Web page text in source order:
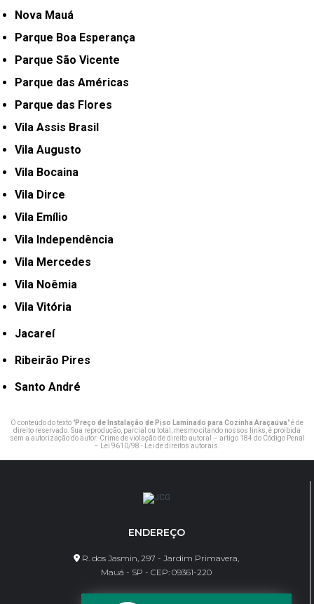
Nova Mauá
Parque Boa Esperança
Parque São Vicente
Parque das Américas
Parque das Flores
Vila Assis Brasil
Vila Augusto
Vila Bocaina
Vila Dirce
Vila Emílio
Vila Independência
Vila Mercedes
Vila Noêmia
Vila Vitória
Jacareí
Ribeirão Pires
Santo André
O conteúdo do texto "Preço de Instalação de Piso Laminado para Cozinha Araçaúva" é de
direito reservado. Sua reprodução, parcial ou total, mesmo citando nossos links, é proibida
sem a autorização do autor. Crime de violação de direito autoral – artigo 184 do Código Penal
–
Lei 9610/98 - Lei de direitos autorais
ENDEREÇO
R. dos Jasmin, 297 - Jardim Primavera,
Mauá - SP - CEP: 09361-220